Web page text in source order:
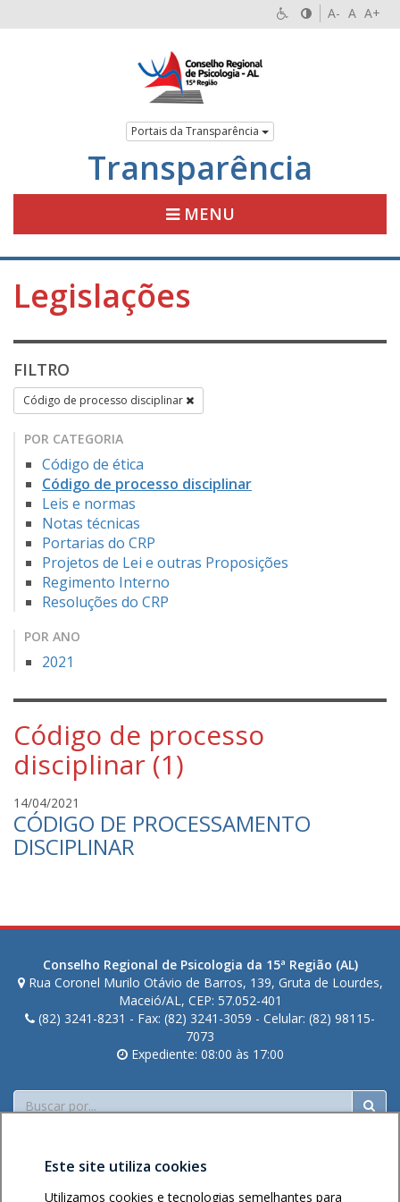
A- A A+
Portais da Transparência
Transparência
MENU
Legislações
FILTRO
Código de processo disciplinar
POR CATEGORIA
Código de ética
Código de processo disciplinar
Leis e normas
Notas técnicas
Portarias do CRP
Projetos de Lei e outras Proposições
Regimento Interno
Resoluções do CRP
POR ANO
2021
Código de processo
disciplinar (1)
14/04/2021
r
i
s
o
C
v
a
n
d
e
CÓDIGO DE PROCESSAMENTO
DISCIPLINAR
Conselho Regional de Psicologia da 15ª Região (AL)
Rua Coronel Murilo Otávio de Barros, 139, Gruta de Lourdes,
Maceió/AL, CEP: 57.052-401
(82) 3241-8231 - Fax: (82) 3241-3059 - Celular: (82) 98115-
7073
Expediente: 08:00 às 17:00
Buscar
Este site utiliza cookies
Utilizamos cookies e tecnologias semelhantes para